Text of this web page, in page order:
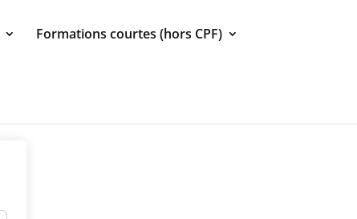
Formations courtes (hors CPF)